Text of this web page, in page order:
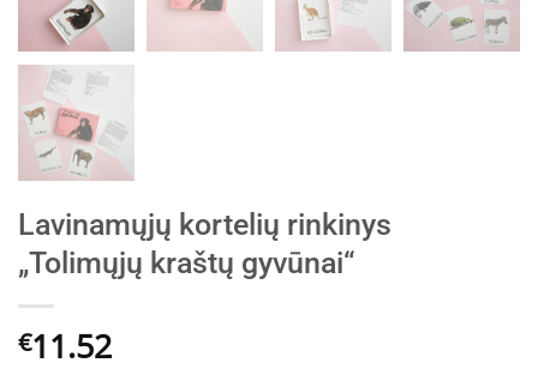
Lavinamųjų kortelių rinkinys
„Tolimųjų kraštų gyvūnai“
€11.52